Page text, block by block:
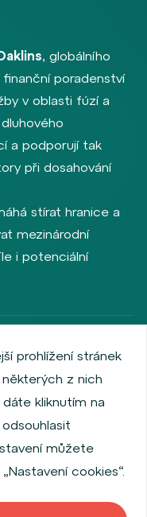
, globálního
poradenství
v oblasti fúzí a
a podporují tak
při dosahování
stírat hranice a
mezinárodní
i potenciální
Používání cookies
Finanční výkonnost
dle MiFID
prohlížení stránek
některých z nich
kliknutím na
můžete
cookies“.